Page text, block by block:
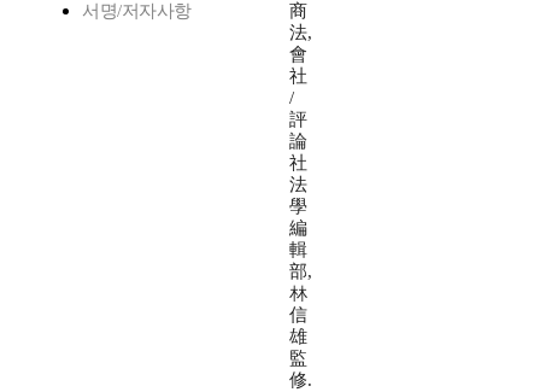
서명/저자사항
商
法,
會
社
/
評
論
社
法
學
編
輯
部,
林
信
雄
監
修.